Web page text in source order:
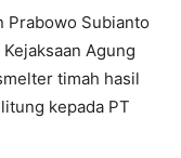
Prabowo Subianto
Agung
timah hasil
kepada PT